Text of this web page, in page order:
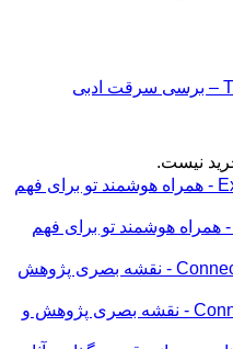
نیست.
تومان199,000
اکانت پرمیوم Explainpaper - همراه هوشمند تو برای فهم
اکانت پرمیوم Connected Papers - نقشه بصری پژوهش و